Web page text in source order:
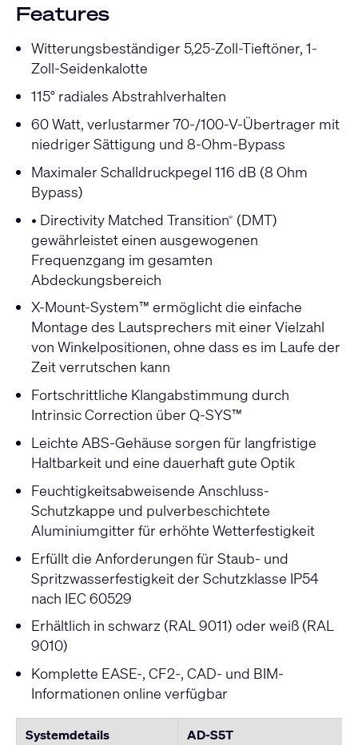
Features
Witterungsbeständiger 5,25-Zoll-Tieftöner, 1-
Zoll-Seidenkalotte
115° radiales Abstrahlverhalten
60 Watt, verlustarmer 70-/100-V-Übertrager mit
niedriger Sättigung und 8-Ohm-Bypass
Maximaler Schalldruckpegel 116 dB (8 Ohm
Bypass)
• Directivity Matched Transition® (DMT)
gewährleistet einen ausgewogenen
Frequenzgang im gesamten
Abdeckungsbereich
X-Mount-System™ ermöglicht die einfache
Montage des Lautsprechers mit einer Vielzahl
von Winkelpositionen, ohne dass es im Laufe der
Zeit verrutschen kann
Fortschrittliche Klangabstimmung durch
Intrinsic Correction über Q-SYS™
Leichte ABS-Gehäuse sorgen für langfristige
Haltbarkeit und eine dauerhaft gute Optik
Feuchtigkeitsabweisende Anschluss-
Schutzkappe und pulverbeschichtete
Aluminiumgitter für erhöhte Wetterfestigkeit
Erfüllt die Anforderungen für Staub- und
Spritzwasserfestigkeit der Schutzklasse IP54
nach IEC 60529
Erhältlich in schwarz (RAL 9011) oder weiß (RAL
9010)
Komplette EASE-, CF2-, CAD- und BIM-
Informationen online verfügbar
Systemdetails
AD-S5T